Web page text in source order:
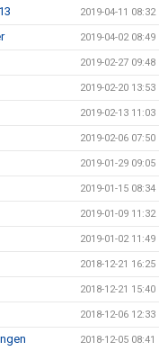
2019-04-11 08:32
2019-04-02 08:49
2019-02-27 09:48
2019-02-20 13:53
2019-02-13 11:03
2019-02-06 07:50
2019-01-29 09:05
2019-01-15 08:34
2019-01-09 11:32
2019-01-02 11:49
2018-12-21 16:25
2018-12-21 15:40
2018-12-06 12:33
2018-12-05 08:41